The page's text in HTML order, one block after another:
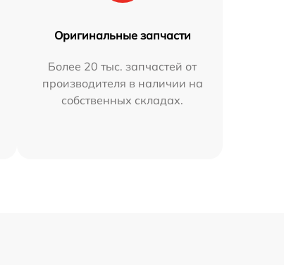
Оригинальные запчасти
Более 20 тыс. запчастей от
производителя в наличии на
собственных складах.